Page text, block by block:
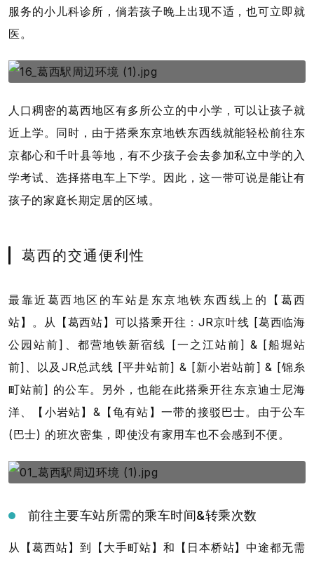
服务的小儿科诊所，倘若孩子晚上出现不适，也可立即就
医。
人口稠密的葛西地区有多所公立的中小学，可以让孩子就
近上学。同时，由于搭乘东京地铁东西线就能轻松前往东
京都心和千叶县等地，有不少孩子会去参加私立中学的入
学考试、选择搭电车上下学。因此，这一带可说是能让有
孩子的家庭长期定居的区域。
葛西的交通便利性
最靠近葛西地区的车站是东京地铁东西线上的【葛西
站】。从【葛西站】可以搭乘开往：JR京叶线 [葛西临海
公园站前]、都营地铁新宿线 [一之江站前] & [船堀站
前]、以及JR总武线 [平井站前] & [新小岩站前] & [锦糸
町站前] 的公车。另外，也能在此搭乘开往东京迪士尼海
洋、【小岩站】&【龟有站】一带的接驳巴士。由于公车
(巴士) 的班次密集，即使没有家用车也不会感到不便。
前往主要车站所需的乘车时间&转乘次数
从【葛西站】到【大手町站】和【日本桥站】中途都无需